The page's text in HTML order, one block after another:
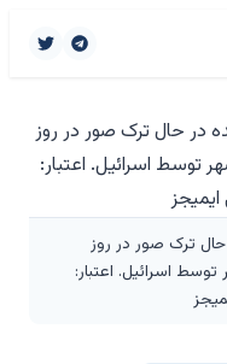
ترک صور در روز
اسرائیل. اعتبار: